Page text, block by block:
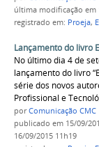
última modificação em
registrado em: Proeja,
Lançamento do livro
No último dia 4 de
lançamento do livro
série dos novos
Profissional e
porComunicação CMC
publicado em 15/09/
16/09/2015 11h19